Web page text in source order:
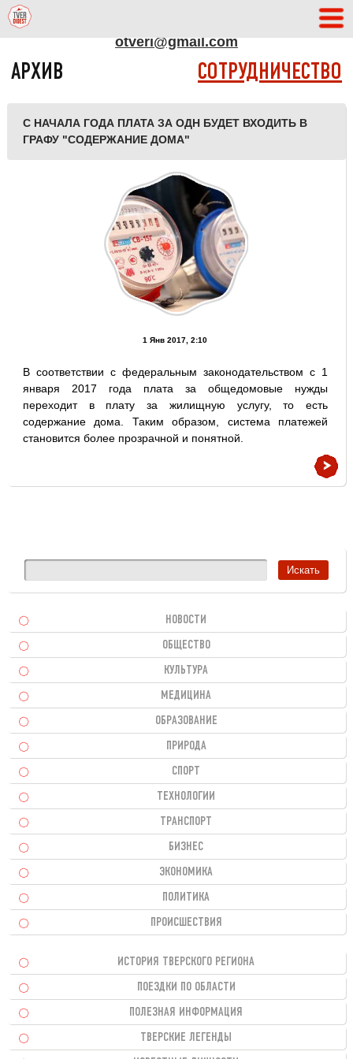
otveri@gmail.com
АРХИВ СОТРУДНИЧЕСТВО
С НАЧАЛА ГОДА ПЛАТА ЗА ОДН БУДЕТ ВХОДИТЬ В
ГРАФУ "СОДЕРЖАНИЕ ДОМА"
1 Янв 2017, 2:10
В соответствии с федеральным законодательством с 1
января 2017 года плата за общедомовые нужды
переходит в плату за жилищную услугу, то есть
содержание дома. Таким образом, система платежей
становится более прозрачной и понятной.
НОВОСТИ
ОБЩЕСТВО
КУЛЬТУРА
МЕДИЦИНА
ОБРАЗОВАНИЕ
ПРИРОДА
СПОРТ
ТЕХНОЛОГИИ
ТРАНСПОРТ
БИЗНЕС
ЭКОНОМИКА
ПОЛИТИКА
ПРОИСШЕСТВИЯ
ИСТОРИЯ ТВЕРСКОГО РЕГИОНА
ПОЕЗДКИ ПО ОБЛАСТИ
ПОЛЕЗНАЯ ИНФОРМАЦИЯ
ТВЕРСКИЕ ЛЕГЕНДЫ